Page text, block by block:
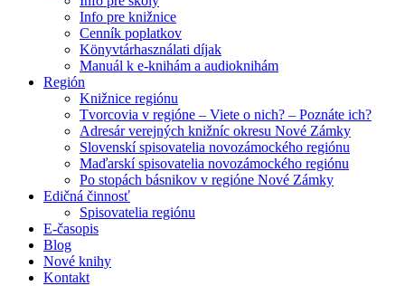
Info pre knižnice
Cenník poplatkov
Könyvtárhasználati díjak
Manuál k e-knihám a audioknihám
Región
Knižnice regiónu
Tvorcovia v regióne – Viete o nich? – Poznáte ich?
Adresár verejných knižníc okresu Nové Zámky
Slovenskí spisovatelia novozámockého regiónu
Maďarskí spisovatelia novozámockého regiónu
Po stopách básnikov v regióne Nové Zámky
Edičná činnosť
Spisovatelia regiónu
E-časopis
Blog
Nové knihy
Kontakt